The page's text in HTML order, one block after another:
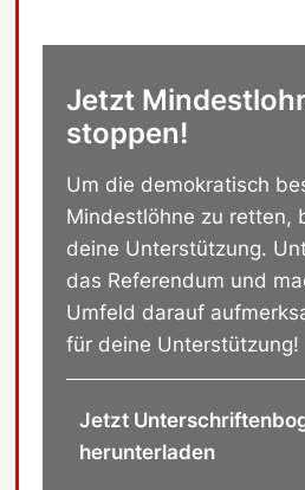
Jetzt
stoppen!
Um die demokratisch
Mindestlöhne zu retten,
deine Unterstützung.
das Referendum und
Umfeld darauf
für deine Unterstützung!
Jetzt
herunterladen